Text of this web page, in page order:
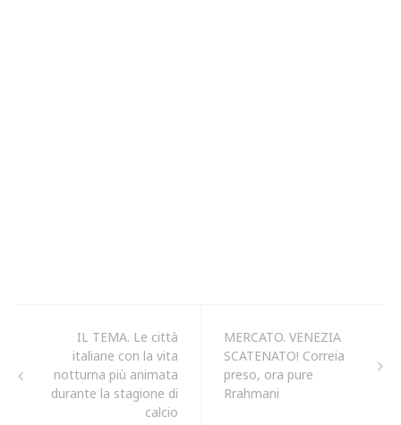
IL TEMA. Le città
italiane con la vita
notturna più animata
durante la stagione di
calcio
MERCATO. VENEZIA
SCATENATO! Correia
preso, ora pure
Rrahmani